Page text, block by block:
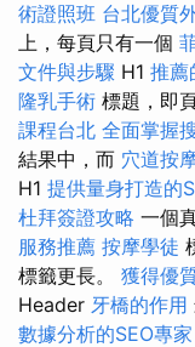
術證照班 台北優質
上，每頁只有一個
文件與步驟 H1 推薦
隆乳手術 標題，即
課程台北 全面掌握
結果中，而 穴道按
H1 提供量身打造的
杜拜簽證攻略 一個
服務推薦 按摩學徒
標籤更長。 獲得優
Header 牙橋的作用
數據分析的SEO專家